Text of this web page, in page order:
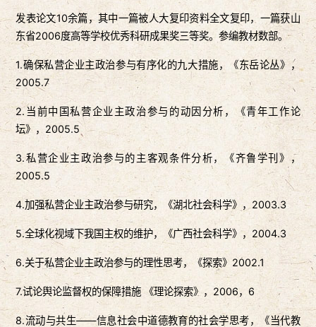
发表论文10余篇，其中一篇被人大复印资料全文复印，一篇获山
东省2006度高等学校优秀科研成果奖三等奖。参编教材数部。
1.确保私营企业主政治参与有序化的九大措施，《东岳论丛》，
2005.7
2.当前中国私营企业主政治参与的动因分析，《青年工作论
坛》，2005.5
3.私营企业主政治参与的主客观条件分析，《齐鲁学刊》，
2005.5
4.加强私营企业主政治参与研究，《湖北社会科学》，2003.3
5.全球化视域下我国主权的维护，《广西社会科学》，2004.3
6.关于私营企业主政治参与的理性思考，《探索》2002.1
7.试论舆论监督权的保障措施 《理论探索》，2006，6
8.流动与共生——信息社会中道德教育的社会学思考，《当代教